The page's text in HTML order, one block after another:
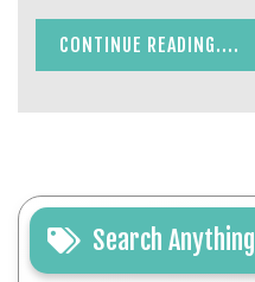
CONTINUE READING....
Search Anything